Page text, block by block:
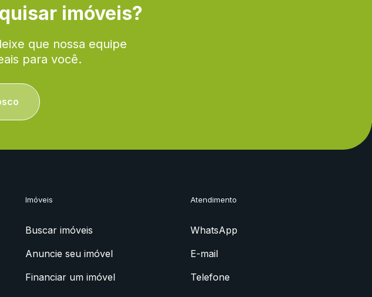
imóveis?
que nossa equipe
para você.
Imóveis
Buscar imóveis
Anuncie seu imóvel
Financiar um imóvel
Atendimento
WhatsApp
E-mail
Telefone